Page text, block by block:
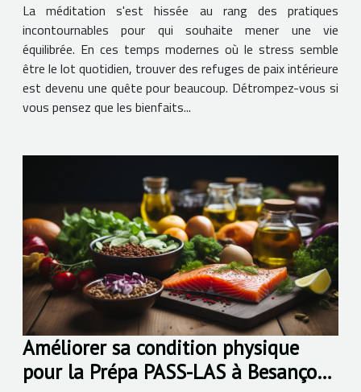
La méditation s'est hissée au rang des pratiques
incontournables pour qui souhaite mener une vie
équilibrée. En ces temps modernes où le stress semble
être le lot quotidien, trouver des refuges de paix intérieure
est devenu une quête pour beaucoup. Détrompez-vous si
vous pensez que les bienfaits...
Améliorer sa condition physique
pour la Prépa PASS-LAS à Besançon :